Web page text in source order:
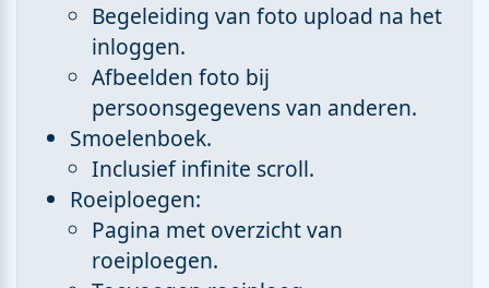
Begeleiding van foto upload na het
inloggen.
Afbeelden foto bij
persoonsgegevens van anderen.
Smoelenboek.
Inclusief infinite scroll.
Roeiploegen:
Pagina met overzicht van
roeiploegen.